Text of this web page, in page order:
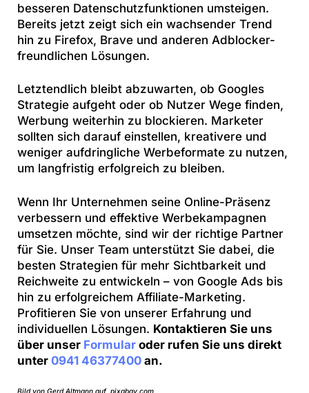
besseren Datenschutzfunktionen umsteigen.
Bereits jetzt zeigt sich ein wachsender Trend
hin zu Firefox, Brave und anderen Adblocker-
freundlichen Lösungen.
Letztendlich bleibt abzuwarten, ob Googles
Strategie aufgeht oder ob Nutzer Wege finden,
Werbung weiterhin zu blockieren. Marketer
sollten sich darauf einstellen, kreativere und
weniger aufdringliche Werbeformate zu nutzen,
um langfristig erfolgreich zu bleiben.
Wenn Ihr Unternehmen seine Online-Präsenz
verbessern und effektive Werbekampagnen
umsetzen möchte, sind wir der richtige Partner
für Sie. Unser Team unterstützt Sie dabei, die
besten Strategien für mehr Sichtbarkeit und
Reichweite zu entwickeln – von Google Ads bis
hin zu erfolgreichem Affiliate-Marketing.
Profitieren Sie von unserer Erfahrung und
individuellen Lösungen. Kontaktieren Sie uns
über unser Formular oder rufen Sie uns direkt
unter 0941 46377400 an.
Bild von Gerd Altmann auf pixabay.com